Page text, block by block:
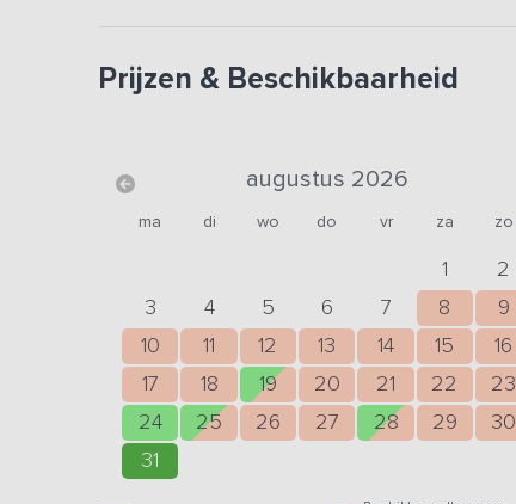
Prijzen & Beschikbaarheid
augustus 2026
ma di wo do vr za zo
1
2
3
4 5 6 7 8
9
10
11 12 13 14 15
16
17
18 19 20 21 22
23
24
25 26 27 28 29
30
31